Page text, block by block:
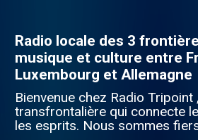
Radio locale des 3
musique et culture entre
Luxembourg et Allemagne
Bienvenue chez Radio Tripoint
transfrontalière qui connecte
les esprits. Nous sommes